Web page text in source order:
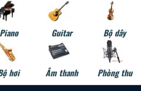
Piano Guitar Bộ dây
hơi Âm thanh Phòng thu